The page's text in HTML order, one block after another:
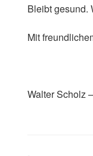
Bleibt gesund.
Mit
Walter Scholz